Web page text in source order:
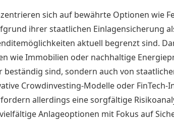
sich auf bewährte Optionen wie
ihrer staatlichen Einlagensicherung
aktuell begrenzt sind.
wie Immobilien oder nachhaltige
beständig sind, sondern auch von
Crowdinvesting-Modelle oder FinTech-
allerdings eine sorgfältige
Anlageoptionen mit Fokus auf